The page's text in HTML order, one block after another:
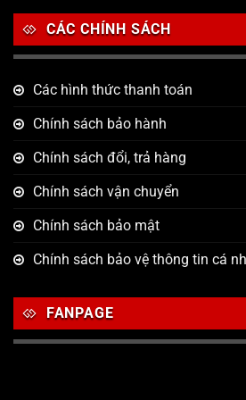
CÁC CHÍNH SÁCH
Các hình thức thanh toán
Chính sách bảo hành
Chính sách đổi, trả hàng
Chính sách vận chuyển
Chính sách bảo mật
Chính sách bảo vệ thông tin cá
FANPAGE